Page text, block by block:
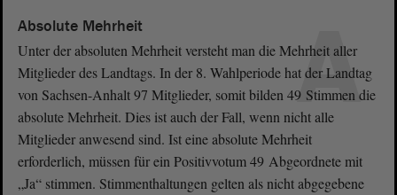
A
Absolute Mehrheit
Unter der absoluten Mehrheit versteht man die Mehrheit aller
Mitglieder des Landtags. In der 8. Wahlperiode hat der Landtag
von Sachsen-Anhalt 97 Mitglieder, somit bilden 49 Stimmen die
absolute Mehrheit. Dies ist auch der Fall, wenn nicht alle
Mitglieder anwesend sind. Ist eine absolute Mehrheit
erforderlich, müssen für ein Positivvotum 49 Abgeordnete mit
„Ja“ stimmen. Stimmenthaltungen gelten als nicht abgegebene